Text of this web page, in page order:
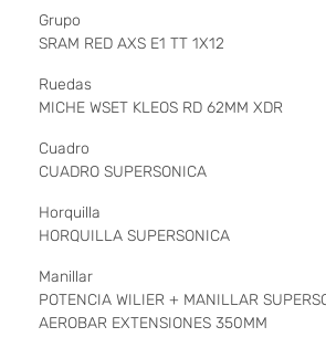
Grupo
SRAM RED AXS E1 TT 1X12
Ruedas
MICHE WSET KLEOS RD 62MM XDR
Cuadro
CUADRO SUPERSONICA
Horquilla
HORQUILLA SUPERSONICA
Manillar
POTENCIA WILIER + MANILLAR
AEROBAR EXTENSIONES 350MM